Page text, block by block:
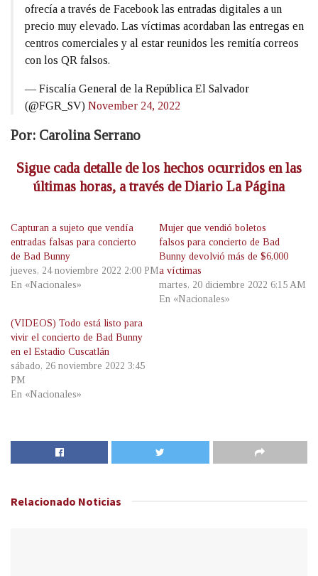
ofrecía a través de Facebook las entradas digitales a un
precio muy elevado. Las víctimas acordaban las entregas en
centros comerciales y al estar reunidos les remitía correos
con los QR falsos.
— Fiscalía General de la República El Salvador
(@FGR_SV) November 24, 2022
Por: Carolina Serrano
Sigue cada detalle de los hechos ocurridos en las
últimas horas, a través de Diario La Página
Capturan a sujeto que vendía
entradas falsas para concierto
de Bad Bunny
jueves, 24 noviembre 2022 2:00 PM
En «Nacionales»
Mujer que vendió boletos
falsos para concierto de Bad
Bunny devolvió más de $6,000
a víctimas
martes, 20 diciembre 2022 6:15 AM
En «Nacionales»
(VIDEOS) Todo está listo para
vivir el concierto de Bad Bunny
en el Estadio Cuscatlán
sábado, 26 noviembre 2022 3:45
PM
En «Nacionales»
Relacionado Noticias